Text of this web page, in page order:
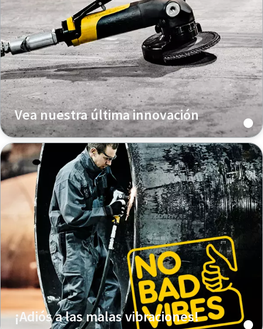
Vea nuestra última innovación
¡Adiós a las malas vibraciones!